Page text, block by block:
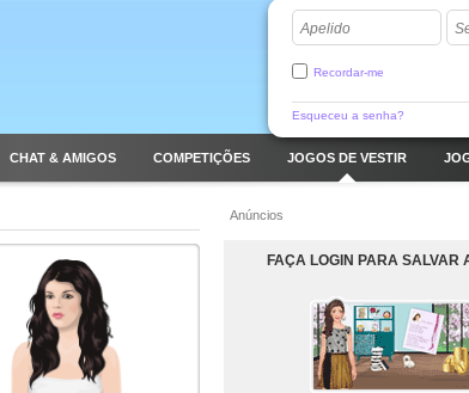
Apelido
Recordar-me
Esqueceu a senha?
CHAT & AMIGOS COMPETIÇÕES JOGOS DE VESTIR
Anúncios
FAÇA LOGIN PARA SALVAR